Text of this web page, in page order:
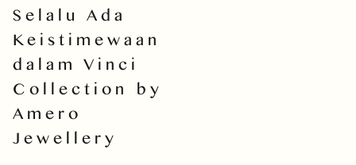
Selalu Ada
Keistimewaan
dalam Vinci
Collection by
Amero
Jewellery